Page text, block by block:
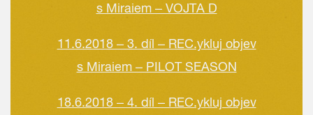
s Miraiem – VOJTA D
11.6.2018 – 3. díl – REC.ykluj objev
s Miraiem – PILOT SEASON
18.6.2018 – 4. díl – REC.ykluj objev